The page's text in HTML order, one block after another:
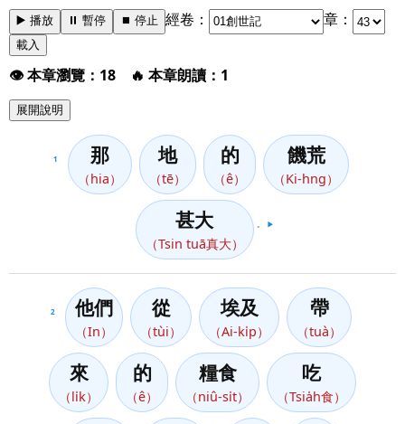
▶️ 播放 ⏸️ 暫停 ⏹️ 停止 經卷： 章：
載入
👁️ 本章瀏覽：18 🔥 本章朗讀：1
展開說明
1 那
（hia）
地
（tē）
的
（ê）
饑荒
（Ki-hng）
甚大
（Tsin tuā真大）
▶️
2 他們
（In）
從
（tùi）
埃及
（Ai-ki̍p）
帶
（tuà）
來
（li̍k）
的
（ê）
糧食
（niû-si̍t）
吃
（Tsia̍h食）